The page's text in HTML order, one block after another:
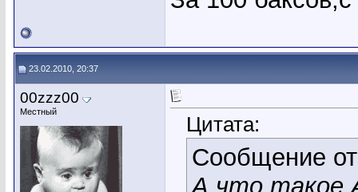
23.02.2010, 20:37
00zzz00
Местный
Цитата:
Сообщение
А что